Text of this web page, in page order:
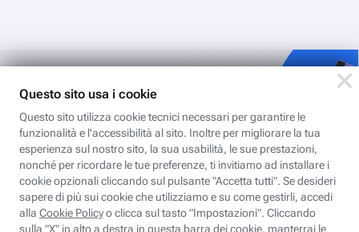
Iscriviti
all'area
personale